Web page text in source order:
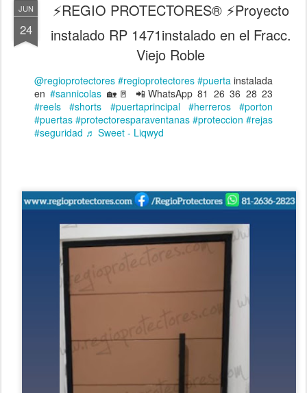
JUN
24
⚡REGIO PROTECTORES® ⚡Proyecto
instalado RP 1471instalado en el Fracc.
Viejo Roble
@regioprotectores #regioprotectores #puerta instalada
en#sannicolas 🏡🚪 📲WhatsApp 81 26 36 28 23
#reels
#shorts #puertaprincipal #herreros
#porton
#puertas #protectoresparaventanas #proteccion #rejas
#seguridad ♬ Sweet - Liqwyd